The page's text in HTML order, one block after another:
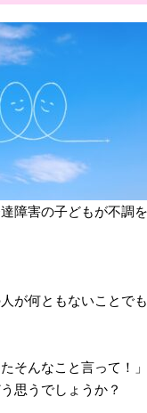
障害の子どもが不調
が何ともないことで
そんなこと言って！
思うでしょうか？